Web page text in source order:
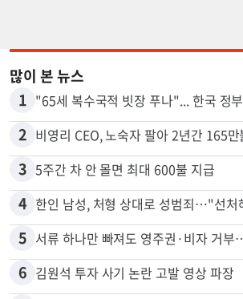
많이 본 뉴스
1
2 비영리 CEO, 노숙자 팔아 2년간 165만불
3 5주간 차 안 몰면 최대 600불 지급
4
5